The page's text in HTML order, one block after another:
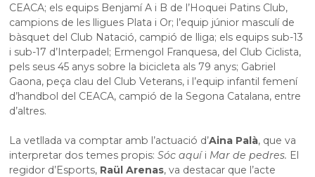
CEACA; els equips Benjamí A i B de l’Hoquei Patins Club,
campions de les lligues Plata i Or; l’equip júnior masculí de
bàsquet del Club Natació, campió de lliga; els equips sub-13
i sub-17 d’Interpadel; Ermengol Franquesa, del Club Ciclista,
pels seus 45 anys sobre la bicicleta als 79 anys; Gabriel
Gaona, peça clau del Club Veterans, i l’equip infantil femení
d’handbol del CEACA, campió de la Segona Catalana, entre
d’altres.
La vetllada va comptar amb l’actuació d’Aina Palà, que va
interpretar dos temes propis: Sóc aquí i Mar de pedres. El
regidor d’Esports, Raül Arenas, va destacar que l’acte